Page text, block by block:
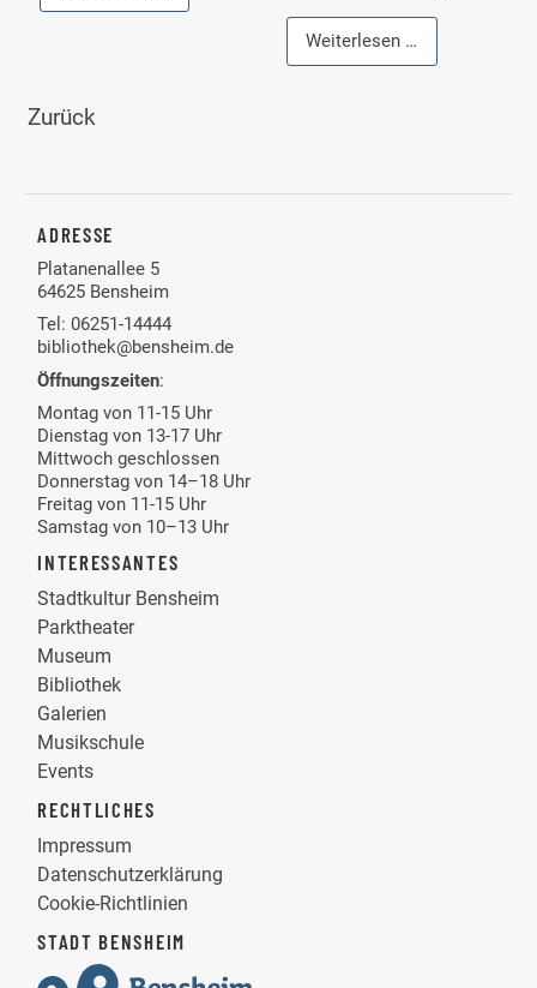
Weiterlesen …
Zurück
ADRESSE
Platanenallee 5
64625 Bensheim
Tel: 06251-14444
bibliothek@bensheim.de
Öffnungszeiten:
Montag von 11-15 Uhr
Dienstag von 13-17 Uhr
Mittwoch geschlossen
Donnerstag von 14–18 Uhr
Freitag von 11-15 Uhr
Samstag von 10–13 Uhr
INTERESSANTES
Stadtkultur Bensheim
Parktheater
Museum
Bibliothek
Galerien
Musikschule
Events
RECHTLICHES
Impressum
Datenschutzerklärung
Cookie-Richtlinien
STADT BENSHEIM